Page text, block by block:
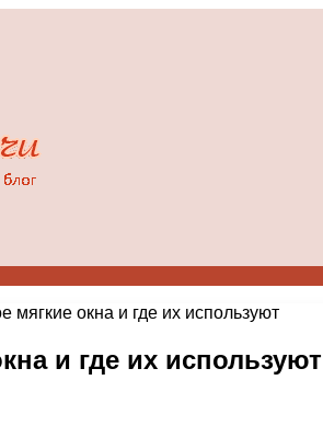
мягкие окна и где их используют
и где их используют